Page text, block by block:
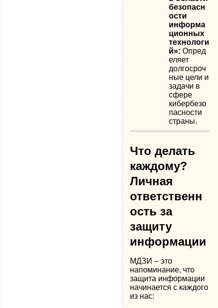
безопасн
ости
информа
ционных
технологи
й»: Опред
еляет
долгосроч
ные цели и
задачи в
сфере
кибербезо
пасности
страны.
Что делать
каждому?
Личная
ответственн
ость за
защиту
информации
МДЗИ – это
напоминание, что
защита информации
начинается с каждого
из нас: